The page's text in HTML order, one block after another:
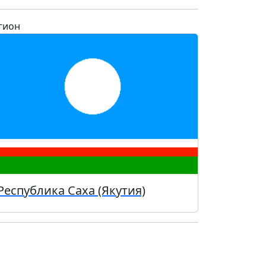
Саха (Якутия)